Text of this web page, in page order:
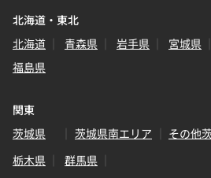
北海道・東北
北海道
青森県 岩手県 宮城県
福島県
関東
茨城県
茨城県南エリア
その他
栃木県
群馬県